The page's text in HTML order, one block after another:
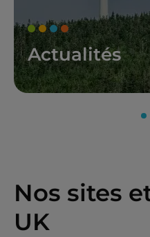
Actualités
Nos sites
UK